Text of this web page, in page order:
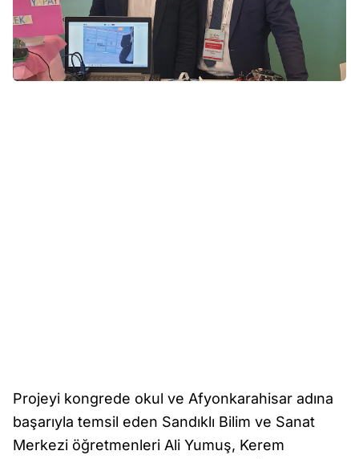
Projeyi kongrede okul ve Afyonkarahisar adına
başarıyla temsil eden Sandıklı Bilim ve Sanat
Merkezi öğretmenleri Ali Yumuş, Kerem